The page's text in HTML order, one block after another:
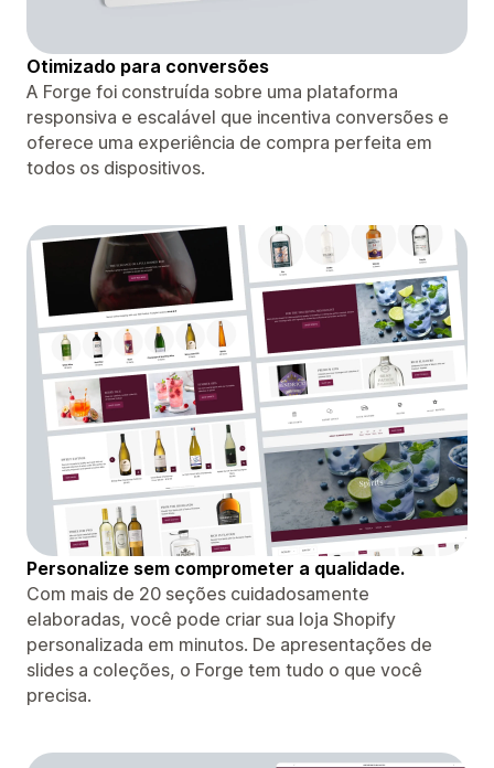
Otimizado para conversões
A Forge foi construída sobre uma plataforma
responsiva e escalável que incentiva conversões e
oferece uma experiência de compra perfeita em
todos os dispositivos.
Personalize sem comprometer a qualidade.
Com mais de 20 seções cuidadosamente
elaboradas, você pode criar sua loja Shopify
personalizada em minutos. De apresentações de
slides a coleções, o Forge tem tudo o que você
precisa.